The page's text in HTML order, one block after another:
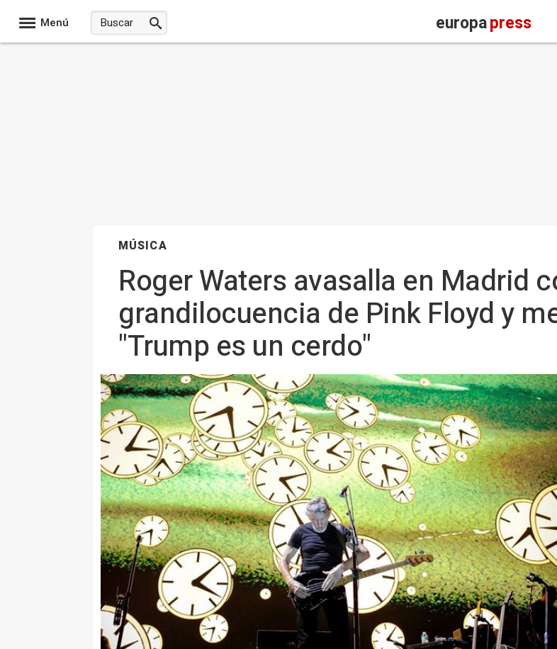
Menú europapress
MÚSICA
Roger Waters avasalla en Madrid
grandilocuencia de Pink Floyd y
"Trump es un cerdo"